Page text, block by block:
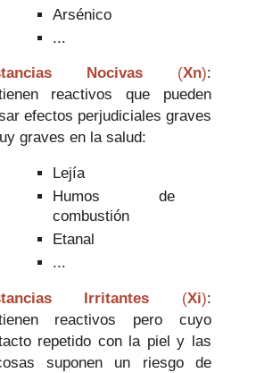
Arsénico
...
Nocivas(Xn):
reactivos que pueden
efectos perjudiciales graves
graves en la salud:
Lejía
Humos de
combustión
Etanal
...
Irritantes (Xi):
reactivos pero cuyo
repetido con la piel y las
suponen un riesgo de